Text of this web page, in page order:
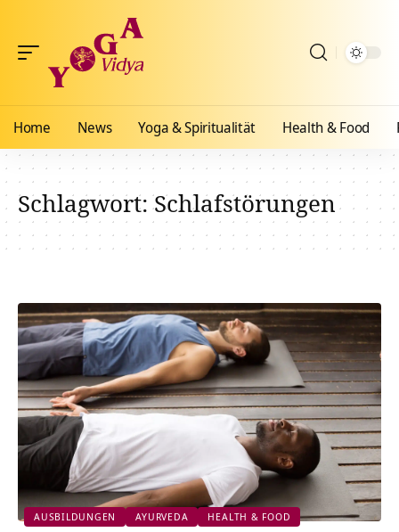
Home News Yoga & Spiritualität Health & Food
Schlagwort:Schlafstörungen
AUSBILDUNGEN AYURVEDA HEALTH & FOOD